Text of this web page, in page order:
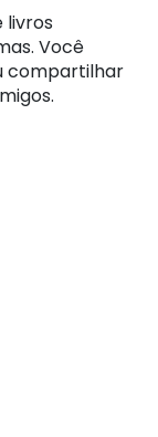
livros
Você
compartilhar